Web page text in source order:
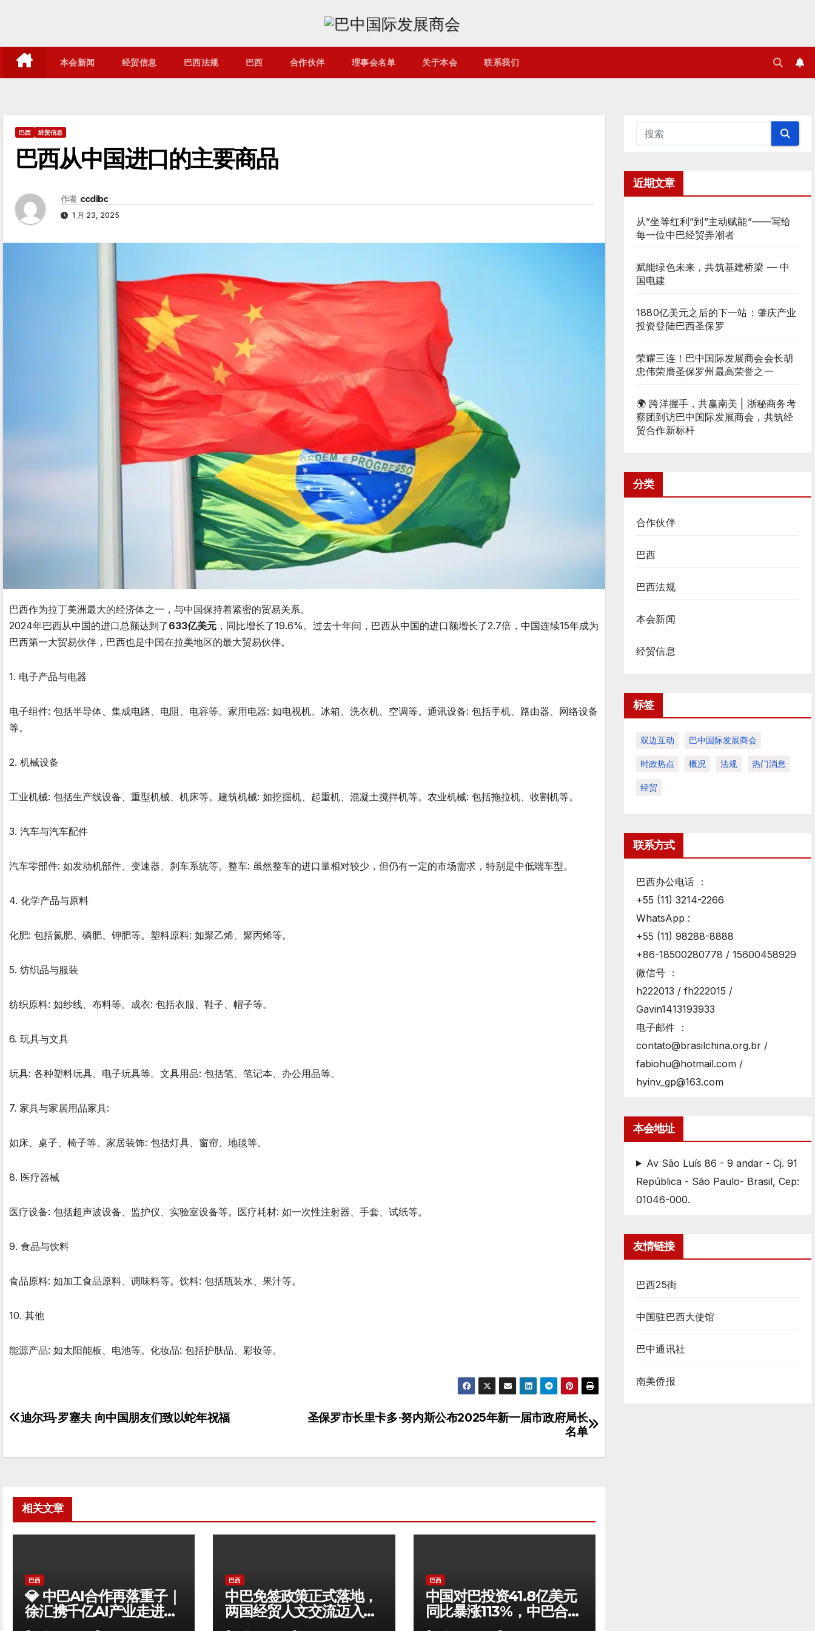
内
本会新闻 经贸信息 巴西法规 巴西 合作伙伴 理事会名单 关于本会 联系我们
巴西 经贸信息
巴西从中国进口的主要商品
作者 ccdibc
1 月 23, 2025
巴西作为拉丁美洲最大的经济体之一，与中国保持着紧密的贸易关系。
2024年巴西从中国的进口总额达到了633亿美元 ，同比增长了19.6%。过去十年间，巴西从中国的进口额增长了2.7倍，中国连续15年成为
巴西第一大贸易伙伴，巴西也是中国在拉美地区的最大贸易伙伴。
1. 电子产品与电器
电子组件: 包括半导体、集成电路、电阻、电容等。家用电器: 如电视机、冰箱、洗衣机、空调等。通讯设备: 包括手机、路由器、网络设备
等。
2. 机械设备
工业机械: 包括生产线设备、重型机械、机床等。建筑机械: 如挖掘机、起重机、混凝土搅拌机等。农业机械: 包括拖拉机、收割机等。
3. 汽车与汽车配件
汽车零部件: 如发动机部件、变速器、刹车系统等。整车: 虽然整车的进口量相对较少，但仍有一定的市场需求，特别是中低端车型。
4. 化学产品与原料
化肥: 包括氮肥、磷肥、钾肥等。塑料原料: 如聚乙烯、聚丙烯等。
5. 纺织品与服装
纺织原料: 如纱线、布料等。成衣: 包括衣服、鞋子、帽子等。
6. 玩具与文具
玩具: 各种塑料玩具、电子玩具等。文具用品: 包括笔、笔记本、办公用品等。
7. 家具与家居用品家具:
如床、桌子、椅子等。家居装饰: 包括灯具、窗帘、地毯等。
8. 医疗器械
医疗设备: 包括超声波设备、监护仪、实验室设备等。医疗耗材: 如一次性注射器、手套、试纸等。
9. 食品与饮料
食品原料: 如加工食品原料、调味料等。饮料: 包括瓶装水、果汁等。
10. 其他
能源产品: 如太阳能板、电池等。化妆品: 包括护肤品、彩妆等。
文
航
圣保罗市长里卡多·努内斯公布2025年新一届市政府局长
名单
迪尔玛·罗塞夫 向中国朋友们致以蛇年祝福
相关文章
巴西
💎 中巴AI合作再落重子｜
徐汇携千亿AI产业走进圣
保罗，全球南方技术自主
巴西
中巴免签政策正式落地，
两国经贸人文交流迈入黄
金发展新阶段
巴西
中国对巴投资41.8亿美元
同比暴涨113%，中巴合作
开启黄金时代
近期文章
从”坐等红利”到”主动赋能”——写给
每一位中巴经贸弄潮者
赋能绿色未来，共筑基建桥梁 — 中
国电建
1880亿美元之后的下一站：肇庆产业
投资登陆巴西圣保罗
荣耀三连！巴中国际发展商会会长胡
忠伟荣膺圣保罗州最高荣誉之一
🌍 跨洋握手，共赢南美 | 浙秘商务考
察团到访巴中国际发展商会，共筑经
贸合作新标杆
分类
合作伙伴
巴西
巴西法规
本会新闻
经贸信息
标签
双边互动 巴中国际发展商会
时政热点 概况 法规 热门消息
经贸
联系方式
巴西办公电话 ：
+55 (11) 3214-2266
WhatsApp :
+55 (11) 98288-8888
+86-18500280778 / 15600458929
微信号 ：
h222013 / fh222015 /
Gavin1413193933
电子邮件 ：
contato@brasilchina.org.br /
fabiohu@hotmail.com /
hyinv_gp@163.com
本会地址
Av São Luís 86 - 9 andar - Cj. 91
República - São Paulo- Brasil, Cep:
01046-000.
友情链接
巴西25街
中国驻巴西大使馆
巴中通讯社
南美侨报